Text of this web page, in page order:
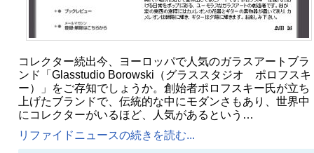
コレクター続出今、ヨーロッパで人気のガラスアートブラ
ンド「Glasstudio Borowski（グラススタジオ ポロフスキ
ー）」をご存知でしょうか。創始者ポロフスキー氏が立ち
上げたブランドで、伝統的な中にモダンさもあり、世界中
にコレクターがいるほど、人気があるという…
リファイドニュースの続きを読む...